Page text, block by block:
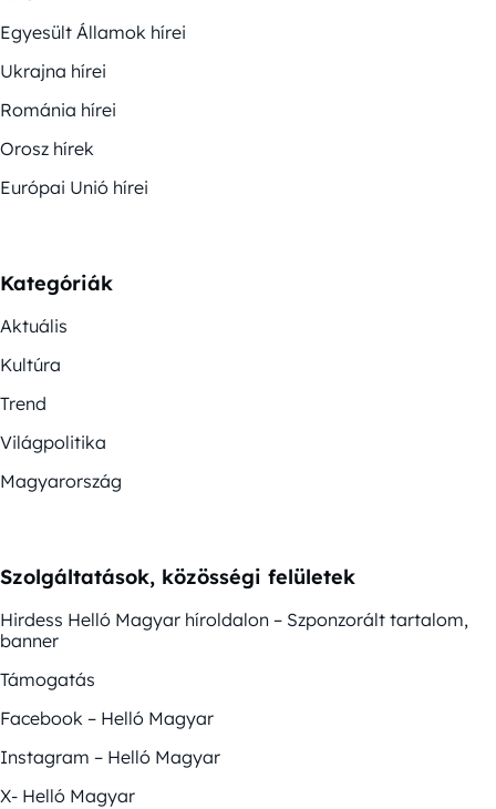
Egyesült Államok hírei
Ukrajna hírei
Románia hírei
Orosz hírek
Európai Unió hírei
Kategóriák
Aktuális
Kultúra
Trend
Világpolitika
Magyarország
Szolgáltatások, közösségi felületek
Hirdess Helló Magyar híroldalon – Szponzorált tartalom,
banner
Támogatás
Facebook – Helló Magyar
Instagram – Helló Magyar
X- Helló Magyar